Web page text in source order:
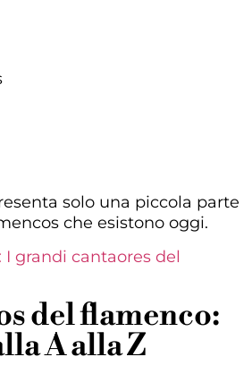
solo una piccola parte
che esistono oggi.
grandi cantaores del
del flamenco:
A alla Z